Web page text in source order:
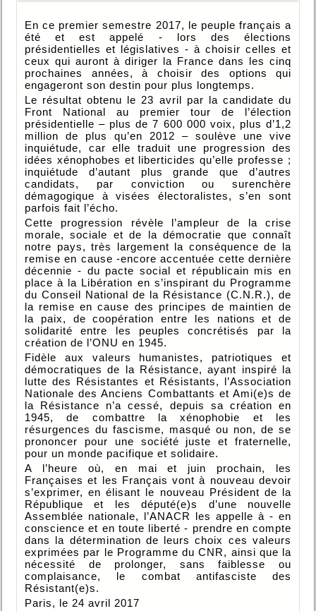
En ce premier semestre 2017, le peuple français a
été et est appelé - lors des élections
présidentielles et législatives - à choisir celles et
ceux qui auront à diriger la France dans les cinq
prochaines années, à choisir des options qui
engageront son destin pour plus longtemps.
Le résultat obtenu le 23 avril par la candidate du
Front National au premier tour de l’élection
présidentielle – plus de 7 600 000 voix, plus d’1,2
million de plus qu’en 2012 – soulève une vive
inquiétude, car elle traduit une progression des
idées xénophobes et liberticides qu’elle professe ;
inquiétude d’autant plus grande que d’autres
candidats, par conviction ou surenchère
démagogique à visées électoralistes, s’en sont
parfois fait l’écho.
Cette progression révèle l’ampleur de la crise
morale, sociale et de la démocratie que connaît
notre pays, très largement la conséquence de la
remise en cause -encore accentuée cette dernière
décennie - du pacte social et républicain mis en
place à la Libération en s’inspirant du Programme
du Conseil National de la Résistance (C.N.R.), de
la remise en cause des principes de maintien de
la paix, de coopération entre les nations et de
solidarité entre les peuples concrétisés par la
création de l’ONU en 1945.
Fidèle aux valeurs humanistes, patriotiques et
démocratiques de la Résistance, ayant inspiré la
lutte des Résistantes et Résistants, l’Association
Nationale des Anciens Combattants et Ami(e)s de
la Résistance n’a cessé, depuis sa création en
1945, de combattre la xénophobie et les
résurgences du fascisme, masqué ou non, de se
prononcer pour une société juste et fraternelle,
pour un monde pacifique et solidaire.
A l’heure où, en mai et juin prochain, les
Françaises et les Français vont à nouveau devoir
s’exprimer, en élisant le nouveau Président de la
République et les député(e)s d’une nouvelle
Assemblée nationale, l’ANACR les appelle à - en
conscience et en toute liberté - prendre en compte
dans la détermination de leurs choix ces valeurs
exprimées par le Programme du CNR, ainsi que la
nécessité de prolonger, sans faiblesse ou
complaisance, le combat antifasciste des
Résistant(e)s.
Paris, le 24 avril 2017